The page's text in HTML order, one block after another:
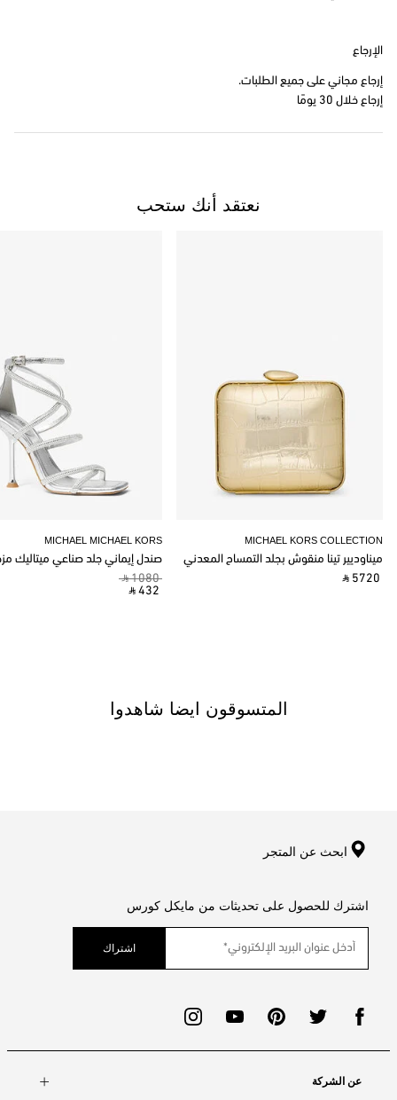
الإرجاع
إرجاع مجاني على جميع الطلبات.
إرجاع خلال 30 يومًا
نعتقد أنك ستحب
MICHAEL MICHAEL KORS
صندل إيماني جلد صناعي ميتاليك
‎ ⃁ 1080 ‎
‎ ⃁ 432 ‎
MICHAEL KORS COLLECTION
ميناوديير تينا منقوش بجلد التمساح المعدني
‎ ⃁ 5720 ‎
المتسوقون ايضا شاهدوا
ابحث عن المتجر
اشترك للحصول على تحديثات من مايكل كورس
اشتراك
عن الشركة